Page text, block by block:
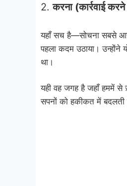
2.करना (कार्रवाई
यहाँ सच है—सोचना सबसे
पहला कदम उठाया। उन्होंने
था।
यही वह जगह है जहाँ हममें से
सपनों को हकीकत में बदलती